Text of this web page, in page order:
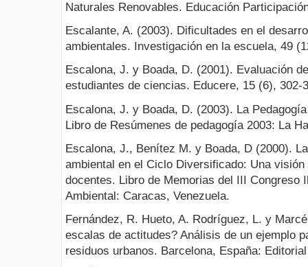
Naturales Renovables. Educación
Escalante, A. (2003). Dificultades en el
ambientales. Investigación en la escuela, 49
Escalona, J. y Boada, D. (2001). Evaluación
estudiantes de ciencias. Educere, 15 (6), 302-
Escalona, J. y Boada, D. (2003). La
Libro de Resúmenes de pedagogía 2003: La
Escalona, J., Benítez M. y Boada, D (2000).
ambiental en el Ciclo Diversificado: Una
docentes. Libro de Memorias del III Congreso
Ambiental: Caracas, Venezuela.
Fernández, R. Hueto, A. Rodríguez, L. y
escalas de actitudes? Análisis de un ejemplo
residuos urbanos. Barcelona, España: